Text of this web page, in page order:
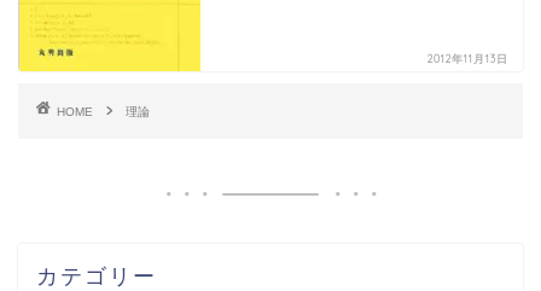
2012年11月13日
HOME 理論
カテゴリー